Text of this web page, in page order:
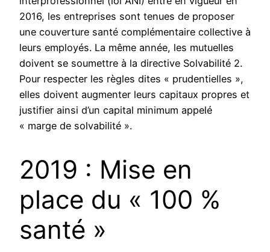
2016, les entreprises sont tenues de proposer
une couverture santé complémentaire collective à
leurs employés. La même année, les mutuelles
doivent se soumettre à la directive Solvabilité 2.
Pour respecter les règles dites « prudentielles »,
elles doivent augmenter leurs capitaux propres et
justifier ainsi d’un capital minimum appelé
« marge de solvabilité ».
2019 : Mise en
place du « 100 %
santé »